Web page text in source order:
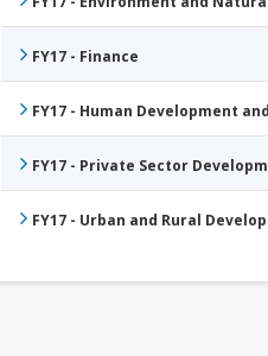
FY17 - Finance
FY17 - Human Development
FY17 - Private Sector
FY17 - Urban and Rural